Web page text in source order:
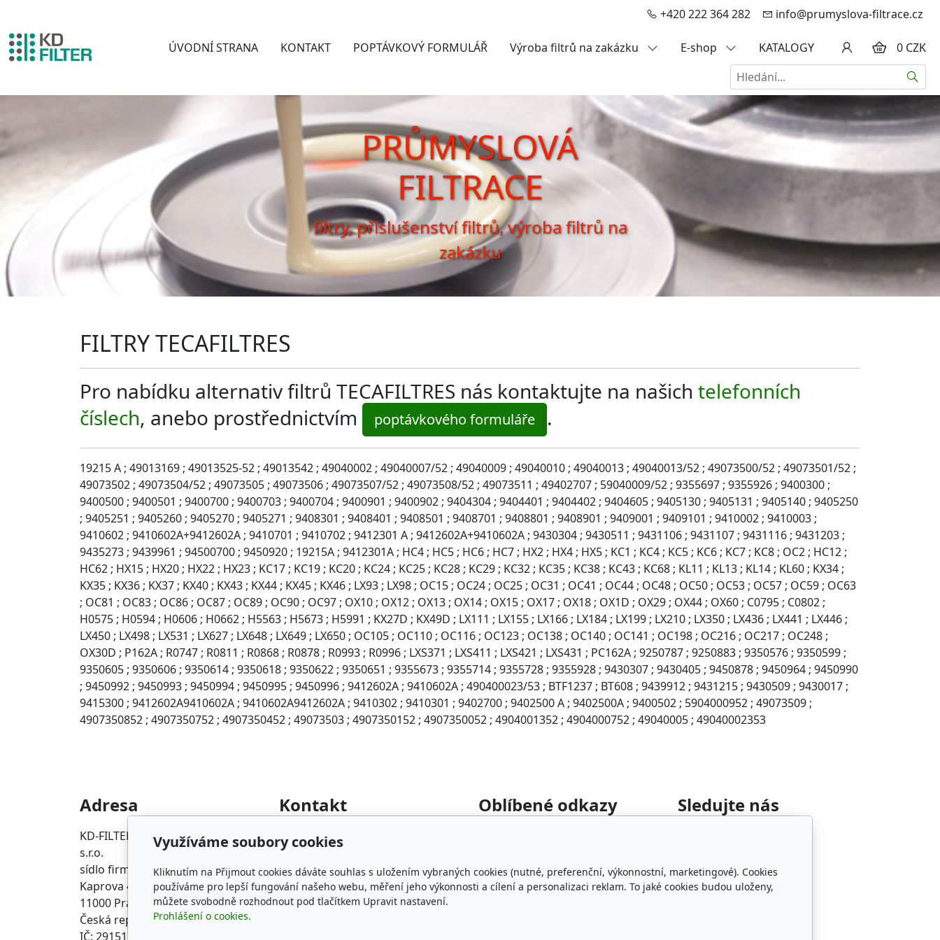
+420 222 364 282 info@prumyslova-filtrace.cz
ÚVODNÍ STRANA KONTAKT POPTÁVKOVÝ FORMULÁŘ Výroba filtrů na zakázku E-shop KATALOGY
0 CZK
Hledat
PRŮMYSLOVÁ
FILTRACE
filtry, příslušenství filtrů, výroba filtrů na
zakázku
FILTRY TECAFILTRES
Pro nabídku alternativ filtrů TECAFILTRES nás kontaktujte na našich telefonních
číslech, anebo prostřednictvím poptávkového formuláře .
19215 A ; 49013169 ; 49013525-52 ; 49013542 ; 49040002 ; 49040007/52 ; 49040009 ; 49040010 ; 49040013 ; 49040013/52 ; 49073500/52 ; 49073501/52 ;
49073502 ; 49073504/52 ; 49073505 ; 49073506 ; 49073507/52 ; 49073508/52 ; 49073511 ; 49402707 ; 59040009/52 ; 9355697 ; 9355926 ; 9400300 ;
9400500 ; 9400501 ; 9400700 ; 9400703 ; 9400704 ; 9400901 ; 9400902 ; 9404304 ; 9404401 ; 9404402 ; 9404605 ; 9405130 ; 9405131 ; 9405140 ; 9405250
; 9405251 ; 9405260 ; 9405270 ; 9405271 ; 9408301 ; 9408401 ; 9408501 ; 9408701 ; 9408801 ; 9408901 ; 9409001 ; 9409101 ; 9410002 ; 9410003 ;
9410602 ; 9410602A+9412602A ; 9410701 ; 9410702 ; 9412301 A ; 9412602A+9410602A ; 9430304 ; 9430511 ; 9431106 ; 9431107 ; 9431116 ; 9431203 ;
9435273 ; 9439961 ; 94500700 ; 9450920 ; 19215A ; 9412301A ; HC4 ; HC5 ; HC6 ; HC7 ; HX2 ; HX4 ; HX5 ; KC1 ; KC4 ; KC5 ; KC6 ; KC7 ; KC8 ; OC2 ; HC12 ;
HC62 ; HX15 ; HX20 ; HX22 ; HX23 ; KC17 ; KC19 ; KC20 ; KC24 ; KC25 ; KC28 ; KC29 ; KC32 ; KC35 ; KC38 ; KC43 ; KC68 ; KL11 ; KL13 ; KL14 ; KL60 ; KX34 ;
KX35 ; KX36 ; KX37 ; KX40 ; KX43 ; KX44 ; KX45 ; KX46 ; LX93 ; LX98 ; OC15 ; OC24 ; OC25 ; OC31 ; OC41 ; OC44 ; OC48 ; OC50 ; OC53 ; OC57 ; OC59 ; OC63
; OC81 ; OC83 ; OC86 ; OC87 ; OC89 ; OC90 ; OC97 ; OX10 ; OX12 ; OX13 ; OX14 ; OX15 ; OX17 ; OX18 ; OX1D ; OX29 ; OX44 ; OX60 ; C0795 ; C0802 ;
H0575 ; H0594 ; H0606 ; H0662 ; H5563 ; H5673 ; H5991 ; KX27D ; KX49D ; LX111 ; LX155 ; LX166 ; LX184 ; LX199 ; LX210 ; LX350 ; LX436 ; LX441 ; LX446 ;
LX450 ; LX498 ; LX531 ; LX627 ; LX648 ; LX649 ; LX650 ; OC105 ; OC110 ; OC116 ; OC123 ; OC138 ; OC140 ; OC141 ; OC198 ; OC216 ; OC217 ; OC248 ;
OX30D ; P162A ; R0747 ; R0811 ; R0868 ; R0878 ; R0993 ; R0996 ; LXS371 ; LXS411 ; LXS421 ; LXS431 ; PC162A ; 9250787 ; 9250883 ; 9350576 ; 9350599 ;
9350605 ; 9350606 ; 9350614 ; 9350618 ; 9350622 ; 9350651 ; 9355673 ; 9355714 ; 9355728 ; 9355928 ; 9430307 ; 9430405 ; 9450878 ; 9450964 ; 9450990
; 9450992 ; 9450993 ; 9450994 ; 9450995 ; 9450996 ; 9412602A ; 9410602A ; 490400023/53 ; BTF1237 ; BT608 ; 9439912 ; 9431215 ; 9430509 ; 9430017 ;
9415300 ; 9412602A9410602A ; 9410602A9412602A ; 9410302 ; 9410301 ; 9402700 ; 9402500 A ; 9402500A ; 9400502 ; 5904000952 ; 49073509 ;
4907350852 ; 4907350752 ; 4907350452 ; 49073503 ; 4907350152 ; 4907350052 ; 4904001352 ; 4904000752 ; 49040005 ; 49040002353
Adresa
KD-FILTER, Průmyslová filtrace
s.r.o.
sídlo firmy
Kaprova 42/14
11000 Praha 1 Staré Město
Česká republika
IČ: 29151716
Kontakt
info@prumyslova-filtrace.cz
+420 222 364 282
Oblíbené odkazy
FILTR-FILTRY.CZ
FILTER-FILTERS.EU
Sledujte nás
Využíváme soubory cookies
Kliknutím na Přijmout cookies dáváte souhlas s uložením vybraných cookies (nutné, preferenční, výkonnostní, marketingové). Cookies
používáme pro lepší fungování našeho webu, měření jeho výkonnosti a cílení a personalizaci reklam. To jaké cookies budou uloženy,
můžete svobodně rozhodnout pod tlačítkem Upravit nastavení.
Prohlášení o cookies.